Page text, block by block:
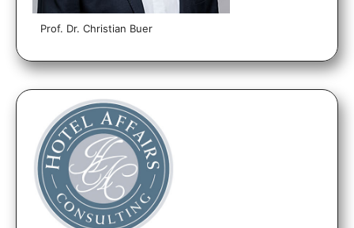
Prof. Dr. Christian Buer